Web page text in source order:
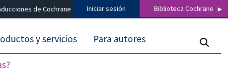
de Cochrane Iniciar sesión Biblioteca Cochrane
y servicios Para autores